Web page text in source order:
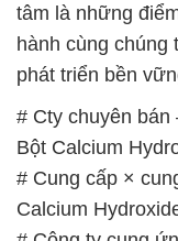
tâm là những
hành cùng chúng
phát triển bền
# Cty chuyên bán
Bột Calcium
# Cung cấp ×
Calcium